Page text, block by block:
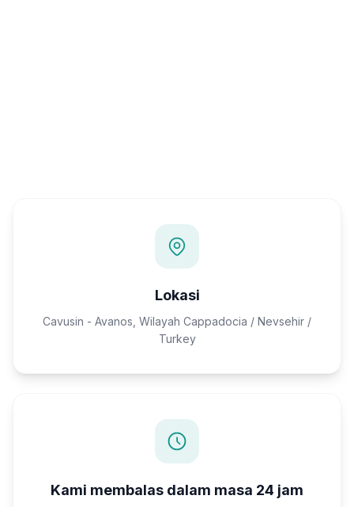
Lokasi
Cavusin - Avanos, Wilayah Cappadocia / Nevsehir /
Turkey
Kami membalas dalam masa 24 jam